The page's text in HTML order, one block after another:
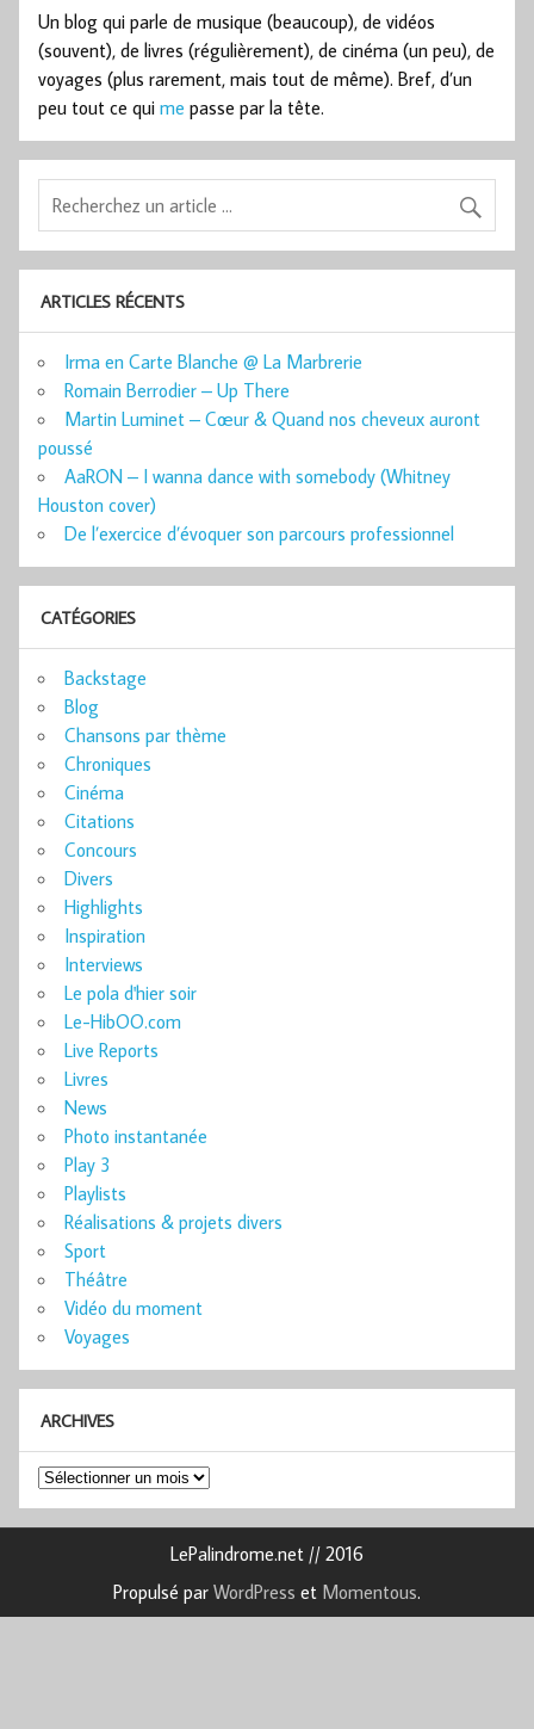
Un blog qui parle de musique (beaucoup), de vidéos
(souvent), de livres (régulièrement), de cinéma (un peu), de
voyages (plus rarement, mais tout de même). Bref, d’un
peu tout ce qui me passe par la tête.
ARTICLES RÉCENTS
Irma en Carte Blanche @ La Marbrerie
Romain Berrodier – Up There
Martin Luminet – Cœur & Quand nos cheveux auront
poussé
AaRON – I wanna dance with somebody (Whitney
Houston cover)
De l’exercice d’évoquer son parcours professionnel
CATÉGORIES
Backstage
Blog
Chansons par thème
Chroniques
Cinéma
Citations
Concours
Divers
Highlights
Inspiration
Interviews
Le pola d'hier soir
Le-HibOO.com
Live Reports
Livres
News
Photo instantanée
Play 3
Playlists
Réalisations & projets divers
Sport
Théâtre
Vidéo du moment
Voyages
ARCHIVES
Archives
LePalindrome.net // 2016
Propulsé par WordPress et Momentous.